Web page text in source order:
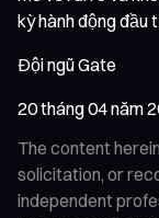
kỳ hành động đầu
Đội ngũ Gate
20 tháng 04 năm
The content
solicitation, or
independent